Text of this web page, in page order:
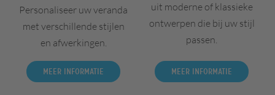
Personaliseer uw veranda
met verschillende stijlen
en afwerkingen.
Meer informatie
uit moderne of klassieke
ontwerpen die bij uw stijl
passen.
Meer informatie